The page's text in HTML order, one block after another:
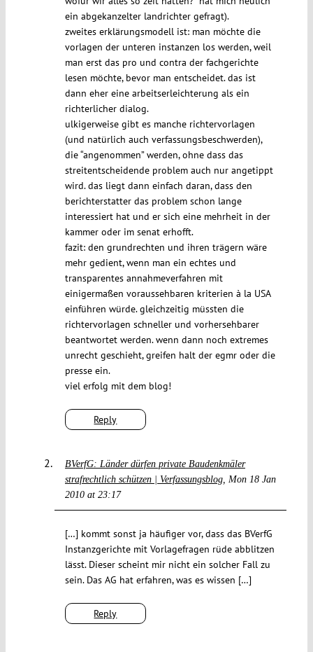
Reply
ein abgekanzelter landrichter gefragt).
zweites erklärungsmodell ist: man möchte die
vorlagen der unteren instanzen los werden, weil
man erst das pro und contra der fachgerichte
lesen möchte, bevor man entscheidet. das ist
dann eher eine arbeitserleichterung als ein
richterlicher dialog.
ulkigerweise gibt es manche richtervorlagen
(und natürlich auch verfassungsbeschwerden),
die “angenommen” werden, ohne dass das
streitentscheidende problem auch nur angetippt
wird. das liegt dann einfach daran, dass den
berichterstatter das problem schon lange
interessiert hat und er sich eine mehrheit in der
kammer oder im senat erhofft.
fazit: den grundrechten und ihren trägern wäre
mehr gedient, wenn man ein echtes und
transparentes annahmeverfahren mit
einigermaßen voraussehbaren kriterien à la USA
einführen würde. gleichzeitig müssten die
richtervorlagen schneller und vorhersehbarer
beantwortet werden. wenn dann noch extremes
unrecht geschieht, greifen halt der egmr oder die
presse ein.
viel erfolg mit dem blog!
BVerfG: Länder dürfen private Baudenkmäler
strafrechtlich schützen | Verfassungsblog Mon 18 Jan
2010 at 23:17
Reply
[…] kommt sonst ja häufiger vor, dass das BVerfG
Instanzgerichte mit Vorlagefragen rüde abblitzen
lässt. Dieser scheint mir nicht ein solcher Fall zu
sein. Das AG hat erfahren, was es wissen […]